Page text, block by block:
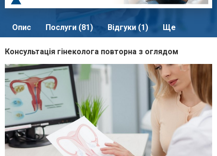
Опис Послуги (81) Відгуки (1) Ще
Консультація гінеколога повторна з оглядом